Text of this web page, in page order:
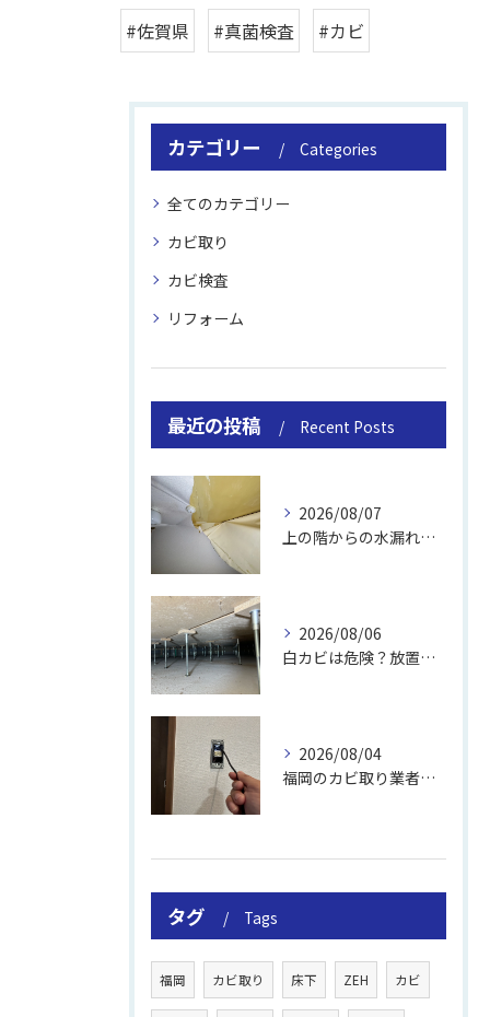
#佐賀県 #真菌検査 #カビ
カテゴリー Categories
全てのカテゴリー
カビ取り
カビ検査
リフォーム
最近の投稿 Recent Posts
2026/08/07
上の階からの水漏れでカビ｜対処法と業者
2026/08/06
白カビは危険？放置のリスクと取り方
2026/08/04
福岡のカビ取り業者おすすめの選び方と費用
タグ Tags
福岡 カビ取り 床下 ZEH カビ